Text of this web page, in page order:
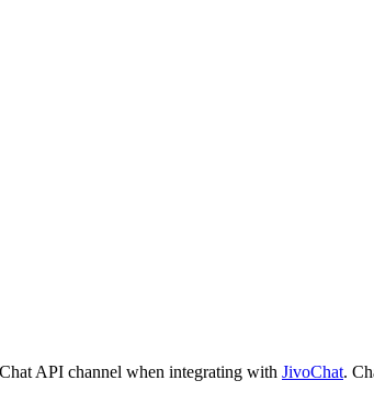
API channel when integrating with JivoChat.